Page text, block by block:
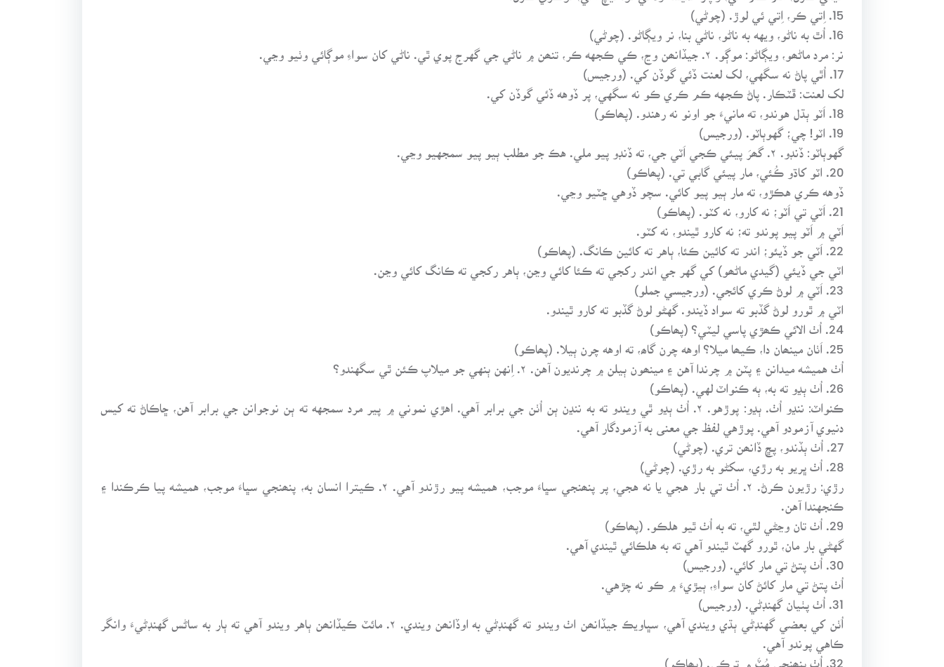
15. اِتي ڪر، اِتي ئي لوڙ. (چوڻي)
16. اُٿ به ناڻو، ويهه به ناڻو، ناڻي بنا، نر ويڳاڻو. (چوڻي)
نر: مرد ماڻھو، ويڳاڻو: موڳو. ۲. جيڏانھن وڃ، ڪي ڪجهه ڪر، تنھن ۾ ناڻي جي گهرج پوي ٿي. ناڻي کان سواءِ موڳائي وٺيو وڃي.
17. اُٿي پاڻ نه سگهي، لک لعنت ڏئي گوڏن کي. (ورجيس)
لک لعنت: ڦٽڪار. پاڻ ڪجهه ڪم ڪري ڪو نه سگهي، پر ڏوهه ڏئي گوڏن کي.
18. اَٽو ٻڌل هوندو، ته مانيءَ جو اونو نه رهندو. (پھاڪو)
19. اٽو! چي؛ گهوٻاٽو. (ورجيس)
گهوٻاٽو: ڏنڊو. ۲. گھرَ پيئي ڪجي اَٽي جي، ته ڏنڊو پيو ملي. هڪ جو مطلب ٻيو پيو سمجهيو وڃي.
20. اٽو کاڌو ڪُئي، مار پيئي گابي تي. (پھاڪو)
ڏوهه ڪري هڪڙو، ته مار ٻيو پيو کائي. سچو ڏوهي ڇٽيو وڃي.
21. اَٽي تي اَٽو؛ نه کارو، نه کٽو. (پھاڪو)
اَٽي ۾ اَٽو پيو پوندو ته؛ نه کارو ٿيندو، نه کٽو.
22. اَٽي جو ڏيئو؛ اندر ته کائين ڪئا، ٻاهر ته کائين ڪانگ. (پھاڪو)
اٽي جي ڏيئي (گيدي ماڻھو) کي گهر جي اندر رکجي ته ڪئا کائي وڃن، ٻاهر رکجي ته ڪانگ کائي وڃن.
23. اَٽي ۾ لوڻ ڪري کائجي. (ورجيسي جملو)
اٽي ۾ ٿورو لوڻ گڏبو ته سواد ڏيندو. گهڻو لوڻ گڏبو ته کارو ٿيندو.
24. اُٺ الائي ڪھڙي پاسي ليٽي؟ (پھاڪو)
25. اَٺان مينھان دا، ڪيھا ميلا؟ اوهه چرن گاھ، ته اوهه چرن ٻيلا. (پھاڪو)
اُٺ هميشه ميدانن ۽ پٽن ۾ چرندا آهن ۽ مينھون ٻيلن ۾ چرنديون آهن. ۲. اِنهن ٻنهي جو ميلاپ ڪئن ٿي سگهندو؟
26. اُٺ ٻڍو ته به، ٻه ڪنواٽ لهي. (پھاڪو)
ڪنواٽ: ننڍو اُٺ. ٻڍو: پوڙهو. ۲. اُٺ ٻڍو ٿي ويندو ته به ننڍن ٻن اُٺن جي برابر آهي. اهڙي نموني ۾ پير مرد سمجهه ته ٻن نوجوانن جي برابر آهن، ڇاڪاڻ ته کيس
دنيوي آزمودو آهي. پوڙهي لفظ جي معنى به آزمودگار آهي.
27. اُٺ ٻڏندو، پڇ ڏانھن تري. (چوڻي)
28. اُٺ ڀريو به رڙي، سکڻو به رڙي. (چوڻي)
رڙي: رڙيون ڪرڻ. ۲. اُٺ تي بار هجي يا نه هجي، پر پنھنجي سڀاءَ موجب، هميشه پيو رڙندو آهي. ۲. ڪيترا انسان به، پنھنجي سڀاءَ موجب، هميشه پيا ڪرڪندا ۽
ڪنجهندا آهن.
29. اُٺ تان وڃڻي لٿي، ته به اُٺ ٿيو هلڪو. (پھاڪو)
گهڻي بار مان، ٿورو گهٽ ٿيندو آهي ته به هلڪائي ٿيندي آهي.
30. اُٺ پتڻ تي مار کائي. (ورجيس)
اُٺ پتڻ تي مار کائڻ کان سواءِ، ٻيڙيءَ ۾ ڪو نه چڙهي.
31. اُٺ پٺيان گهنڊڻي. (ورجيس)
اُٺن کي بعضي گهنڊڻي ٻڌي ويندي آهي، سڀاويڪ جيڏانھن اٺ ويندو ته گهنڊڻي به اوڏانھن ويندي. ۲. مائٽ ڪيڏانھن ٻاهر ويندو آهي ته ٻار به ساڻس گهنڊڻيءَ وانگر
ڪاهي پوندو آهي.
32. اُٺ پنھنجي مُٽَ ۾ ترڪي. (پھاڪو)